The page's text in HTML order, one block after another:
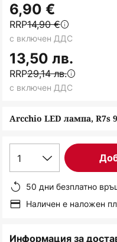
към
началото
на
галерия
със
снимки
Arcchio LED лампа, R7s
6,90 €
RRP14,90 €
13,50 лв.
RRP29,14 лв.
с включен ДДС
с включен ДДС
1
50 дни безплатно
Наличен е наложен
Информация за